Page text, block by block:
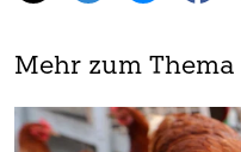
Mehr zum Thema